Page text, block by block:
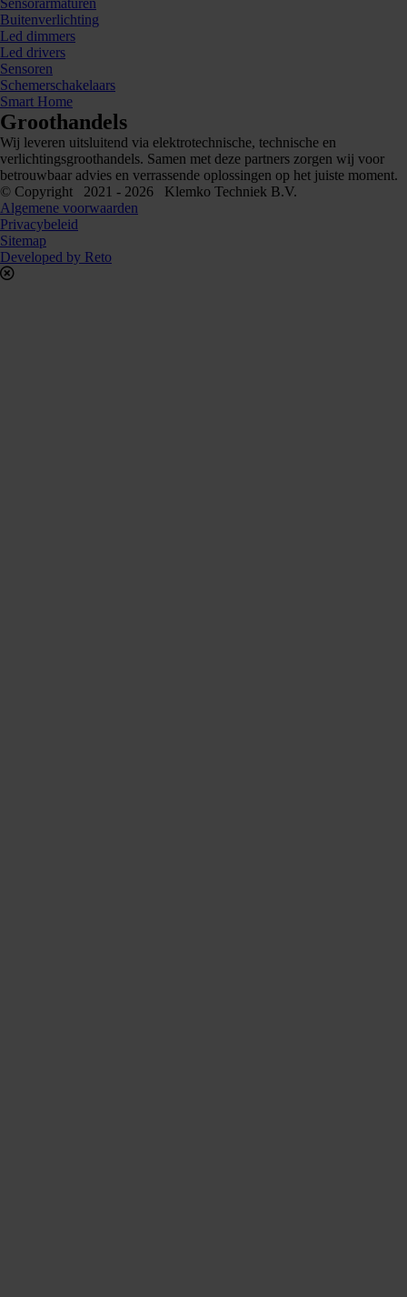
Sensorarmaturen
Buitenverlichting
Led dimmers
Led drivers
Sensoren
Schemerschakelaars
Smart Home
Groothandels
Wij leveren uitsluitend via elektrotechnische, technische en
verlichtingsgroothandels. Samen met deze partners zorgen wij voor
betrouwbaar advies en verrassende oplossingen op het juiste moment.
© Copyright 2021 - 2026 Klemko Techniek B.V.
Algemene voorwaarden
Privacybeleid
Sitemap
Developed by Reto